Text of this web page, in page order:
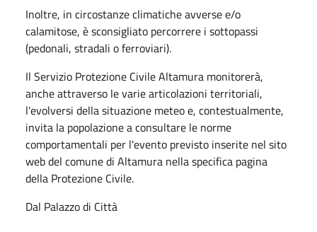
Inoltre, in circostanze climatiche avverse e/o
calamitose, è sconsigliato percorrere i sottopassi
(pedonali, stradali o ferroviari).
Il Servizio Protezione Civile Altamura monitorerà,
anche attraverso le varie articolazioni territoriali,
l'evolversi della situazione meteo e, contestualmente,
invita la popolazione a consultare le norme
comportamentali per l'evento previsto inserite nel sito
web del comune di Altamura nella specifica pagina
della Protezione Civile.
Dal Palazzo di Città